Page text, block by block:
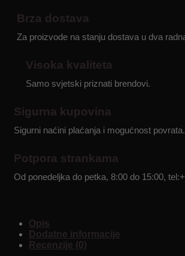
s
kišobranom
naslonom
UPF
ponoćno
količina
Brza dostava
Za proizvode na stanju dostava u dva
Visoka kvaliteta
Samo svjetski priznati brendovi.
Sigurna kupovina
Sigurni naćini plaćanja i mogućnost povrata.
Potpora strankama
Od ponedeljka do petka, 8:00 do 15:00,
Opis
Dodatne informacije
Recenzije (0)